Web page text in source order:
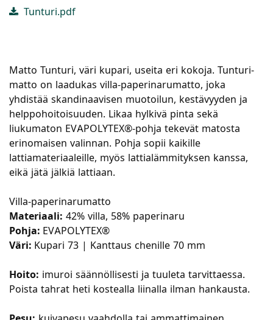
Tunturi.pdf
Matto Tunturi, väri kupari, useita eri kokoja. Tunturi-
matto on laadukas villa-paperinarumatto, joka
yhdistää skandinaavisen muotoilun, kestävyyden ja
helppohoitoisuuden. Likaa hylkivä pinta sekä
liukumaton EVAPOLYTEX®-pohja tekevät matosta
erinomaisen valinnan. Pohja sopii kaikille
lattiamateriaaleille, myös lattialämmityksen kanssa,
eikä jätä jälkiä lattiaan.
Villa-paperinarumatto
Materiaali: 42% villa, 58% paperinaru
Pohja: EVAPOLYTEX®
Väri: Kupari 73 | Kanttaus chenille 70 mm
Hoito: imuroi säännöllisesti ja tuuleta tarvittaessa.
Poista tahrat heti kostealla liinalla ilman hankausta.